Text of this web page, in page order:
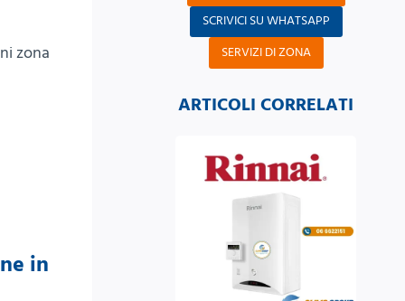
zona
in
SCRIVICI SU WHATSAPP
SERVIZI DI ZONA
ARTICOLI CORRELATI